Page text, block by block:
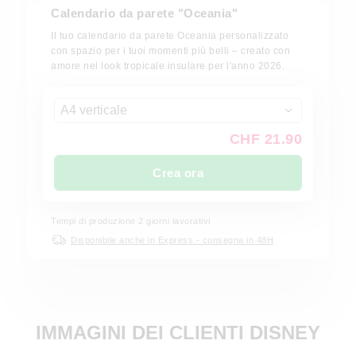
Calendario da parete "Oceania"
Il tuo calendario da parete Oceania personalizzato
con spazio per i tuoi momenti più belli – creato con
amore nel look tropicale insulare per l'anno 2026.
A4 verticale
CHF 21.90
Crea ora
Tempi di produzione 2 giorni lavorativi
Disponibile anche in Express - consegna in 48H
IMMAGINI DEI CLIENTI DISNEY